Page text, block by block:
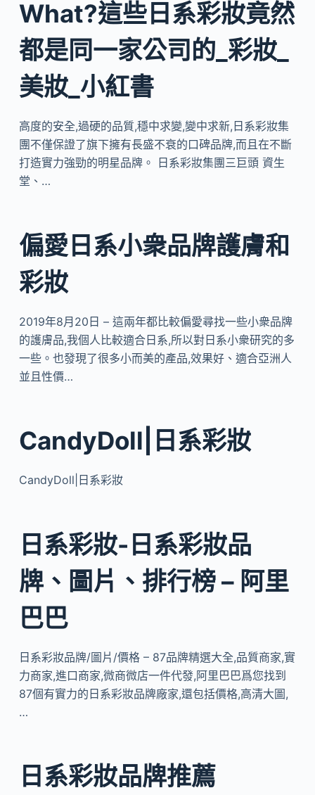
What?這些日系彩妝竟然
都是同一家公司的_彩妝_
美妝_小紅書
高度的安全,過硬的品質,穩中求變,變中求新,日系彩妝集
團不僅保證了旗下擁有長盛不衰的口碑品牌,而且在不斷
打造實力強勁的明星品牌。 日系彩妝集團三巨頭 資生
堂、…
偏愛日系小衆品牌護膚和
彩妝
2019年8月20日 – 這兩年都比較偏愛尋找一些小衆品牌
的護膚品,我個人比較適合日系,所以對日系小衆研究的多
一些。也發現了很多小而美的產品,效果好、適合亞洲人
並且性價…
CandyDoll|日系彩妝
CandyDoll|日系彩妝
日系彩妝-日系彩妝品
牌、圖片、排行榜 – 阿里
巴巴
日系彩妝品牌/圖片/價格 – 87品牌精選大全,品質商家,實
力商家,進口商家,微商微店一件代發,阿里巴巴爲您找到
87個有實力的日系彩妝品牌廠家,還包括價格,高清大圖,
…
日系彩妝品牌推薦